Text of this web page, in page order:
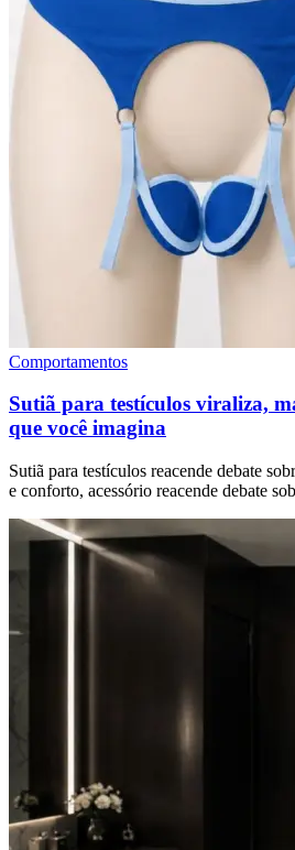
Comportamentos
Sutiã para testículos viraliza,
que você imagina
Sutiã para testículos reacende debate
e conforto, acessório reacende debate